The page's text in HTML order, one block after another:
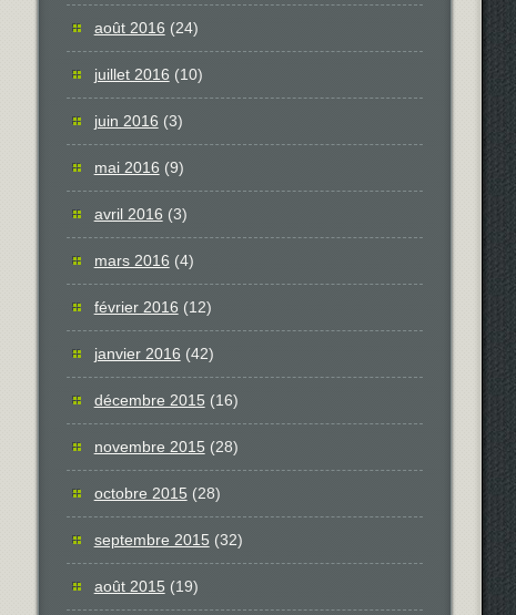
août 2016 (24)
juillet 2016 (10)
juin 2016 (3)
mai 2016 (9)
avril 2016 (3)
mars 2016 (4)
février 2016 (12)
janvier 2016 (42)
décembre 2015(16)
novembre 2015(28)
octobre 2015(28)
septembre 2015(32)
août 2015(19)